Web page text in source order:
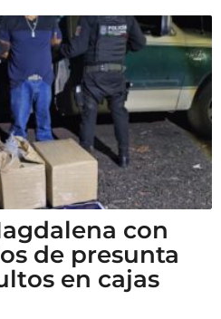
con
de presunta
en cajas